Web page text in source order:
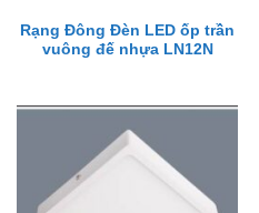
Rạng Đông Đèn LED ốp trần
vuông đế nhựa LN12N